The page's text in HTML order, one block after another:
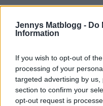
Jennys Matblogg - Do
Information
If you wish to opt-out of
processing of your
targeted advertising by
section to confirm your
opt-out request is
0
Maja
11 år sedan
Gud vad gott!:)